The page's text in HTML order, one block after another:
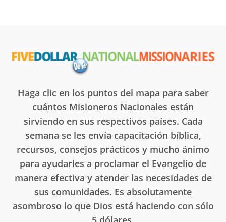
Haga clic en los puntos del mapa para saber
cuántos Misioneros Nacionales están
sirviendo en sus respectivos países. Cada
semana se les envía capacitación bíblica,
recursos, consejos prácticos y mucho ánimo
para ayudarles a proclamar el Evangelio de
manera efectiva y atender las necesidades de
sus comunidades. Es absolutamente
asombroso lo que Dios está haciendo con sólo